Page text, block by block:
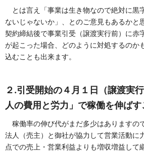
とは言え「事業は生き物なので絶対に黒
ないじゃないか」、とのご意見もあるかと
契約締結後で事業引受（譲渡実行前）に赤
が起こった場合、どのように対処するのか
込むことも出来ます。
２.引受開始の４月１日（譲渡実
人の費用と労力」で稼働を伸ばす
稼働率の伸び代がまだ多少はありますの
法人（売主）と御社が協力して営業活動に
点での売上・営業利益よりも増収増益して